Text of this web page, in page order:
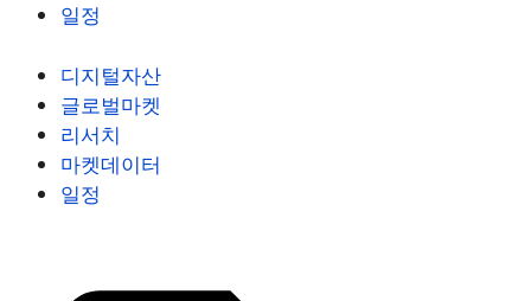
일정
디지털자산
글로벌마켓
리서치
마켓데이터
일정